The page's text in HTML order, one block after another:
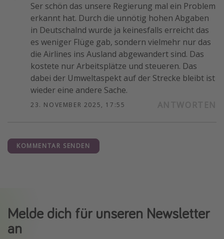
Ser schön das unsere Regierung mal ein Problem
erkannt hat. Durch die unnötig hohen Abgaben
in Deutschalnd wurde ja keinesfalls erreicht das
es weniger Flüge gab, sondern vielmehr nur das
die Airlines ins Ausland abgewandert sind. Das
kostete nur Arbeitsplätze und steueren. Das
dabei der Umweltaspekt auf der Strecke bleibt ist
wieder eine andere Sache.
23. NOVEMBER 2025, 17:55
KOMMENTAR SENDEN
Melde dich für unseren Newsletter
an